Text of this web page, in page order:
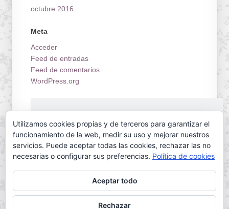
octubre 2016
Meta
Acceder
Feed de entradas
Feed de comentarios
WordPress.org
Servilletas Mallorca © 2026. All Rights Reserved.
Utilizamos cookies propias y de terceros para garantizar el
funcionamiento de la web, medir su uso y mejorar nuestros
servicios. Puede aceptar todas las cookies, rechazar las no
necesarias o configurar sus preferencias. Política de cookies
Aceptar todo
Rechazar